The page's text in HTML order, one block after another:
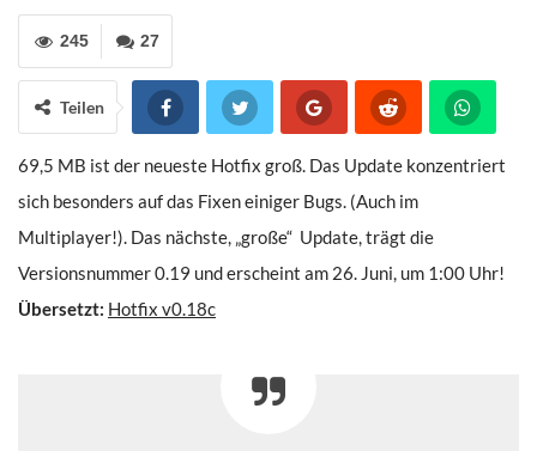
27
245
Teilen
69,5 MB ist der neueste Hotfix groß. Das Update konzentriert
sich besonders auf das Fixen einiger Bugs. (Auch im
Multiplayer!). Das nächste, „große“ Update, trägt die
Versionsnummer 0.19 und erscheint am 26. Juni, um 1:00 Uhr!
Übersetzt: Hotfix v0.18c